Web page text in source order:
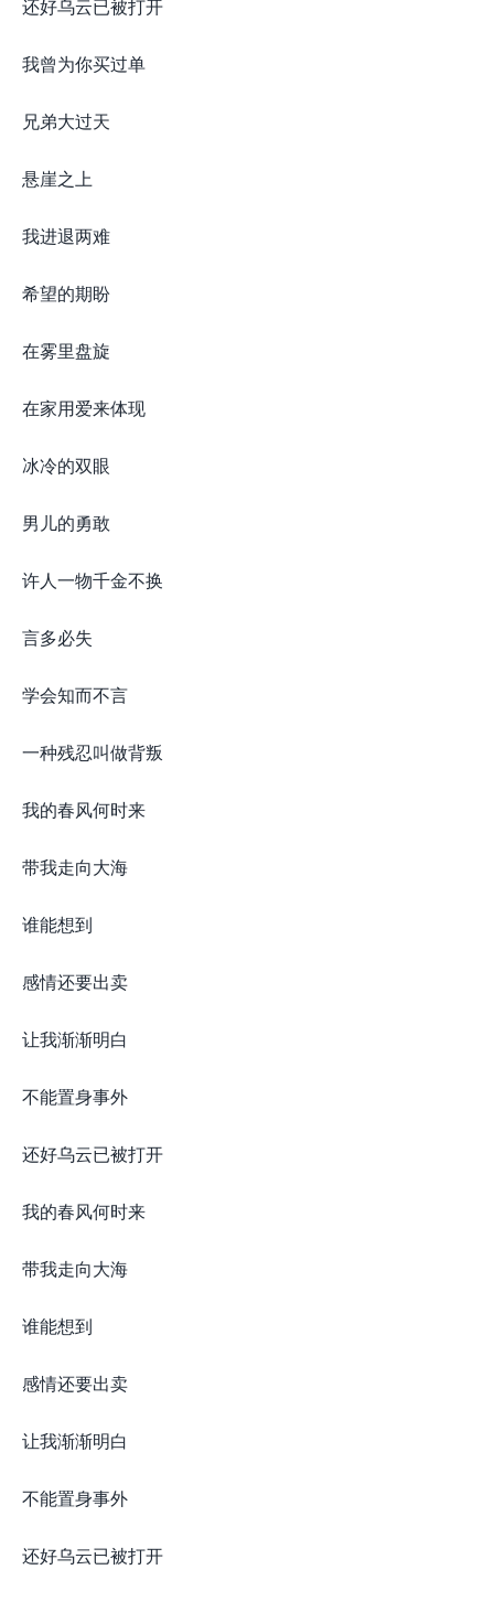
还好乌云已被打开
我曾为你买过单
兄弟大过天
悬崖之上
我进退两难
希望的期盼
在雾里盘旋
在家用爱来体现
冰冷的双眼
男儿的勇敢
许人一物千金不换
言多必失
学会知而不言
一种残忍叫做背叛
我的春风何时来
带我走向大海
谁能想到
感情还要出卖
让我渐渐明白
不能置身事外
还好乌云已被打开
我的春风何时来
带我走向大海
谁能想到
感情还要出卖
让我渐渐明白
不能置身事外
还好乌云已被打开